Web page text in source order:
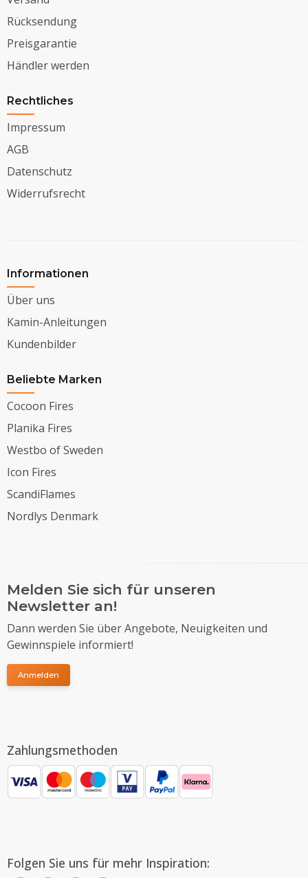
Rücksendung
Preisgarantie
Händler werden
Rechtliches
Impressum
AGB
Datenschutz
Widerrufsrecht
Informationen
Über uns
Kamin-Anleitungen
Kundenbilder
Beliebte Marken
Cocoon Fires
Planika Fires
Westbo of Sweden
Icon Fires
ScandiFlames
Nordlys Denmark
Melden Sie sich für unseren
Newsletter an!
Dann werden Sie über Angebote, Neuigkeiten und
Gewinnspiele informiert!
Anmelden
Zahlungsmethoden
Folgen Sie uns für mehr Inspiration: